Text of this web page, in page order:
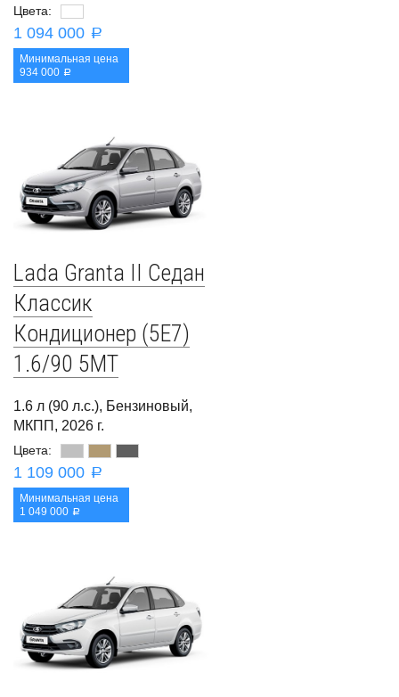
Цвета:
1 094 000 a
Минимальная цена
934 000
a
Lada Granta II Седан
Классик
Кондиционер (5E7)
1.6/90 5MT
1.6 л (90 л.с.), Бензиновый,
МКПП, 2026 г.
Цвета:
1 109 000 a
Минимальная цена
1 049 000
a